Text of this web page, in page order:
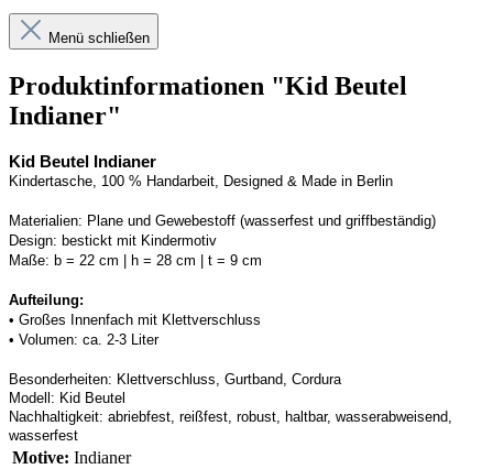
Menü schließen
Produktinformationen "Kid Beutel
Indianer"
Kid Beutel Indianer
Kindertasche, 100 % Handarbeit, Designed & Made in Berlin
Materialien: Plane und Gewebestoff (wasserfest und griffbeständig)
Design: bestickt mit Kindermotiv
Maße: b = 22 cm | h = 28 cm | t = 9 cm
Aufteilung:
• Großes Innenfach mit Klettverschluss
• Volumen: ca. 2-3 Liter
Besonderheiten: Klettverschluss, Gurtband, Cordura
Modell: Kid Beutel
Nachhaltigkeit: abriebfest, reißfest, robust, haltbar, wasserabweisend,
wasserfest
Motive: Indianer